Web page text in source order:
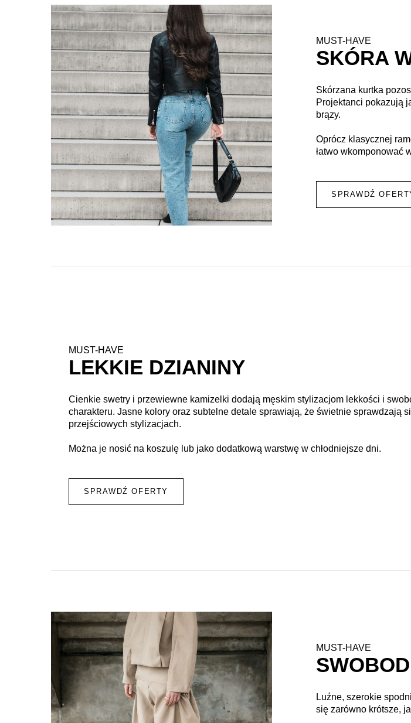
MUST-HAVE
SKÓRA
Skórzana kurtka
Projektanci pokazują
brązy.
Oprócz klasycznej
łatwo wkomponować
SPRAWDŹ
MUST-HAVE
LEKKIE DZIANINY
Cienkie swetry i przewiewne kamizelki dodają męskim stylizacjom lekkości i
charakteru. Jasne kolory oraz subtelne detale sprawiają, że świetnie sprawdzają
przejściowych stylizacjach.
Można je nosić na koszulę lub jako dodatkową warstwę w chłodniejsze dni.
SPRAWDŹ OFERTY
MUST-HAVE
Luźne, szerokie
się zarówno krótsze,